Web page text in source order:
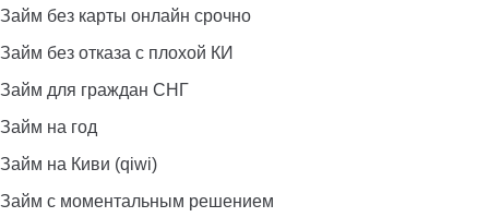
Займ без карты онлайн срочно
Займ без отказа с плохой КИ
Займ для граждан СНГ
Займ на год
Займ на Киви (qiwi)
Займ c моментальным решением